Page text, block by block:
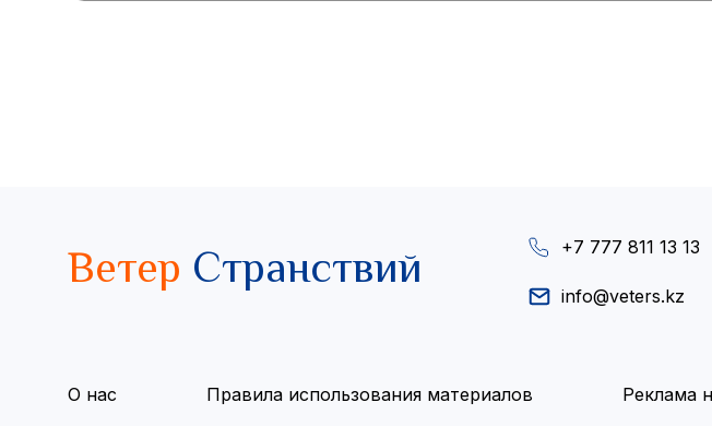
Ветер Странствий +7 777 811 13 13
info@veters.kz
О нас Правила использования материалов Реклама